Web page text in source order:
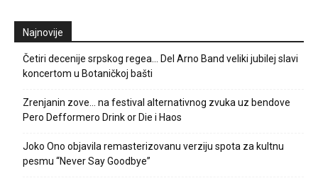
Najnovije
Četiri decenije srpskog regea… Del Arno Band veliki jubilej slavi
koncertom u Botaničkoj bašti
Zrenjanin zove… na festival alternativnog zvuka uz bendove
Pero Defformero Drink or Die i Haos
Joko Ono objavila remasterizovanu verziju spota za kultnu
pesmu “Never Say Goodbye”